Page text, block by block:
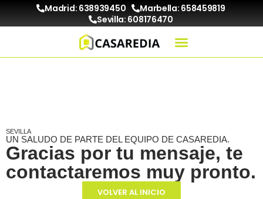
Madrid: 638939450
Marbella: 658459819
Sevilla: 608176470
SEVILLA
UN SALUDO DE PARTE DEL EQUIPO DE CASAREDIA.
Gracias por tu mensaje, te
contactaremos muy pronto.
VOLVER AL INICIO